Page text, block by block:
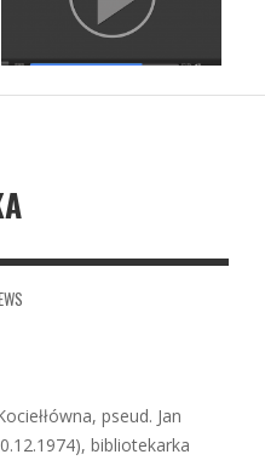
pseud. Jan
bibliotekarka